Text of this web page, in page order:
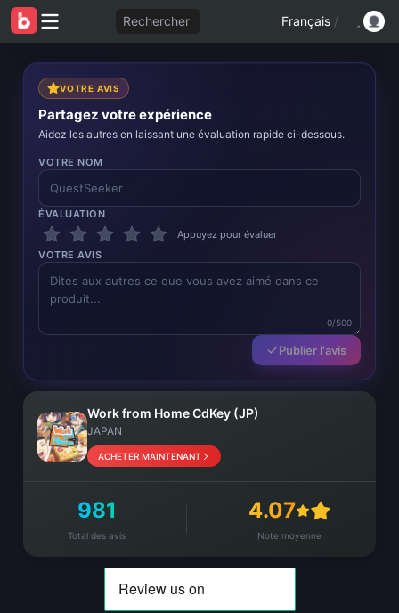
Rechercher Français /
VOTRE AVIS
Partagez votre expérience
Aidez les autres en laissant une évaluation rapide ci-dessous.
VOTRE NOM
ÉVALUATION
Appuyez pour évaluer
VOTRE AVIS
0/500
Publier l'avis
Work from Home CdKey (JP)
JAPAN
ACHETER MAINTENANT
981
Total des avis
4.07
Note moyenne